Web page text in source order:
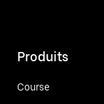
Produits
Course